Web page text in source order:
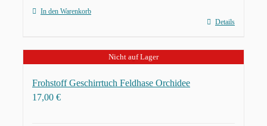
In den Warenkorb
Details
Nicht auf Lager
Frohstoff Geschirrtuch Feldhase Orchidee
17,00 €